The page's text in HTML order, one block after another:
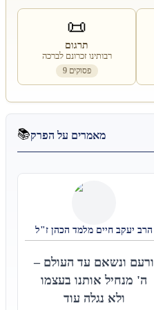
📜
תרגום
רבותינו זכרונם לברכה
9 פסוקים
📚מאמרים על הפרק
הרב יעקב חיים מלמד הכהן ז"ל
ורעם ונשאם עד העולם –
ה' מנחיל אותנו בעצמו
ולא נגלה עוד